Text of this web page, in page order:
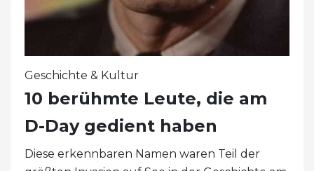
Geschichte & Kultur
10 berühmte Leute, die am
D-Day gedient haben
Diese erkennbaren Namen waren Teil der